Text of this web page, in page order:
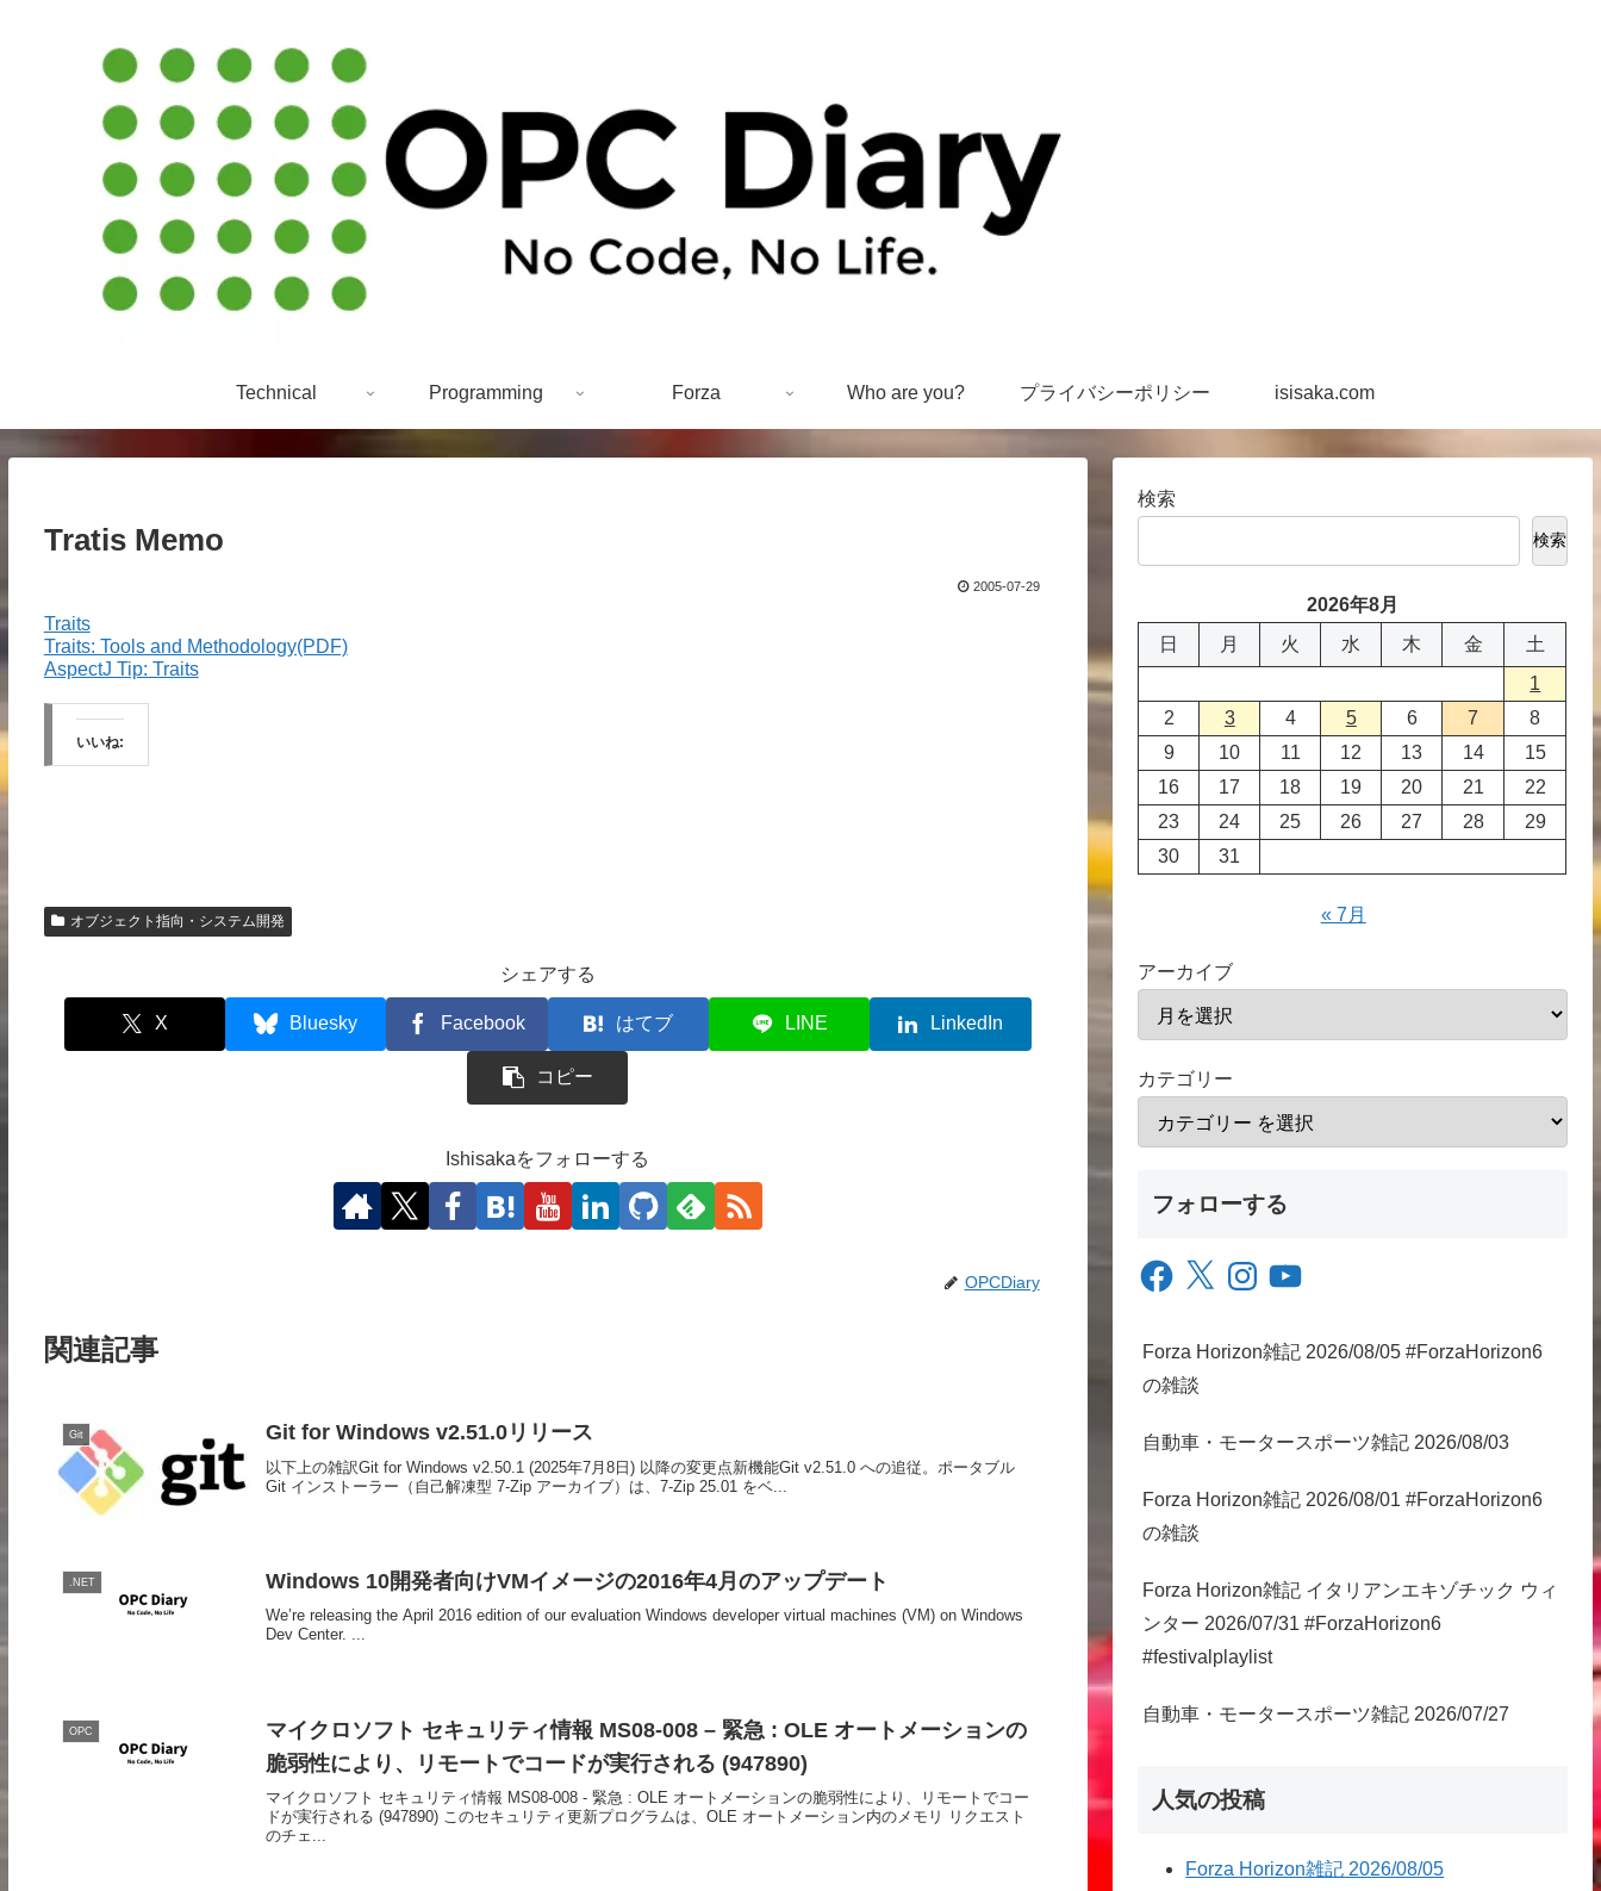
Technical Programming Forza Who are you? プライバシーポリシー isisaka.com
Tratis Memo
2005-07-29
Traits
Traits: Tools and Methodology(PDF)
AspectJ Tip: Traits
いいね:
オブジェクト指向・システム開発
シェアする
X Bluesky Facebook はてブ LINE LinkedIn
コピー
Ishisakaをフォローする
OPCDiary
関連記事
Git Git for Windows v2.51.0リリース
以下上の雑訳Git for Windows v2.50.1 (2025年7月8日) 以降の変更点新機能Git v2.51.0 への追従。ポータブル
Git インストーラー（自己解凍型 7-Zip アーカイブ）は、7-Zip 25.01 をベ...
.NET Windows 10開発者向けVMイメージの2016年4月のアップデート
We’re releasing the April 2016 edition of our evaluation Windows developer virtual machines (VM) on Windows
Dev Center. ...
OPC
マイクロソフト セキュリティ情報 MS08-008 – 緊急 : OLE オートメーションの
脆弱性により、リモートでコードが実行される (947890)
マイクロソフト セキュリティ情報 MS08-008 - 緊急 : OLE オートメーションの脆弱性により、リモートでコー
ドが実行される (947890) このセキュリティ更新プログラムは、OLE オートメーション内のメモリ リクエスト
のチェ...
検索
検索
2026年8月
日
月 火 水 木 金
土
1
2
3 4 5 6 7
8
9
10 11 12 13 14
15
16
17 18 19 20 21
22
23
24 25 26 27 28
29
30
31
« 7月
アーカイブ
カテゴリー
フォローする
Facebook
X InstagramYouTube
Forza Horizon雑記 2026/08/05 #ForzaHorizon6
の雑談
自動車・モータースポーツ雑記 2026/08/03
Forza Horizon雑記 2026/08/01 #ForzaHorizon6
の雑談
Forza Horizon雑記 イタリアンエキゾチック ウィ
ンター 2026/07/31 #ForzaHorizon6
#festivalplaylist
自動車・モータースポーツ雑記 2026/07/27
人気の投稿
Forza Horizon雑記 2026/08/05